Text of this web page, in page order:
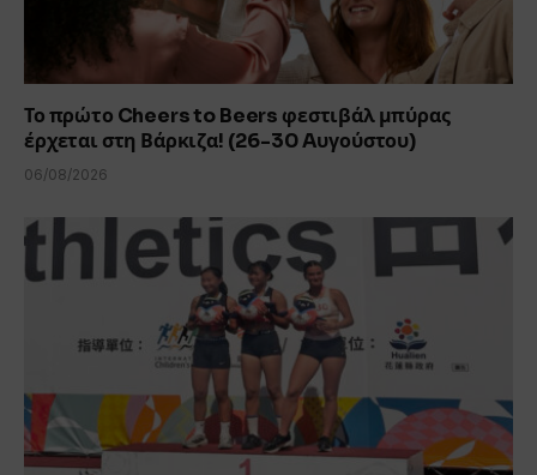
Το πρώτο Cheers to Beers φεστιβάλ μπύρας
έρχεται στη Βάρκιζα! (26-30 Aυγούστου)
06/08/2026